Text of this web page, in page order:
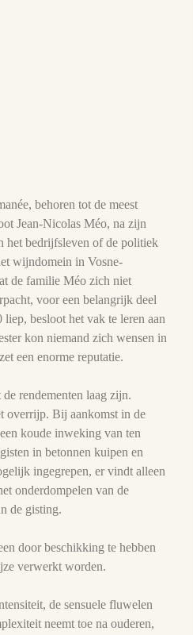
behoren tot de meest
Jean-Nicolas Méo, na zijn
het bedrijfsleven of de politiek
wijndomein in Vosne-
de familie Méo zich niet
voor een belangrijk deel
liep, besloot het vak te leren aan
kon niemand zich wensen in
een enorme reputatie.
rendementen laag zijn.
overrijp. Bij aankomst in de
koude inweking van ten
in betonnen kuipen en
ingegrepen, er vindt alleen
onderdompelen van de
de gisting.
door beschikking te hebben
verwerkt worden.
de sensuele fluwelen
neemt toe na ouderen,